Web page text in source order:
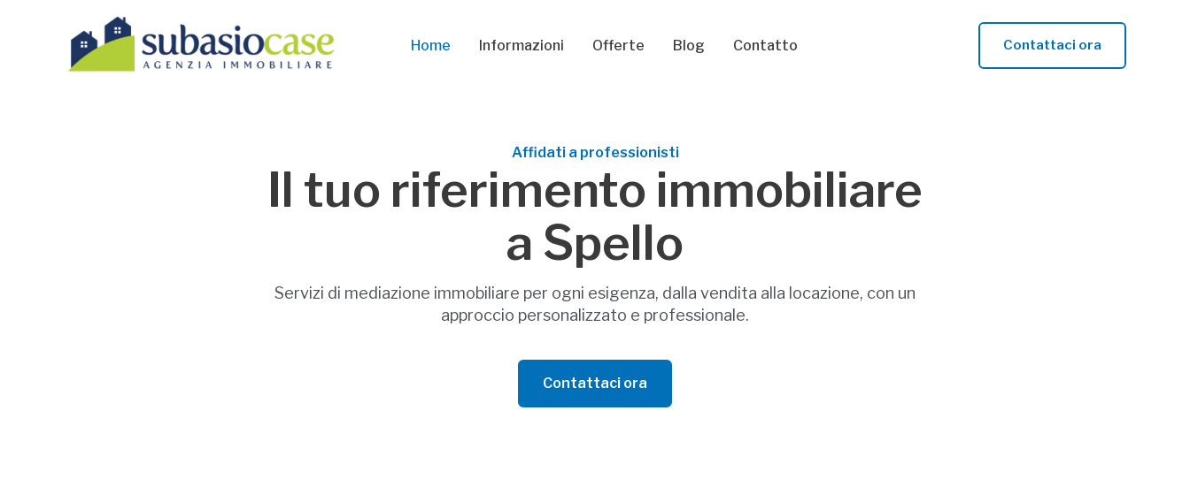
Home Informazioni Offerte Blog Contatto Contattaci ora
Affidati a professionisti
Il tuo riferimento immobiliare
a Spello
Servizi di mediazione immobiliare per ogni esigenza, dalla vendita alla locazione, con un
approccio personalizzato e professionale.
Contattaci ora